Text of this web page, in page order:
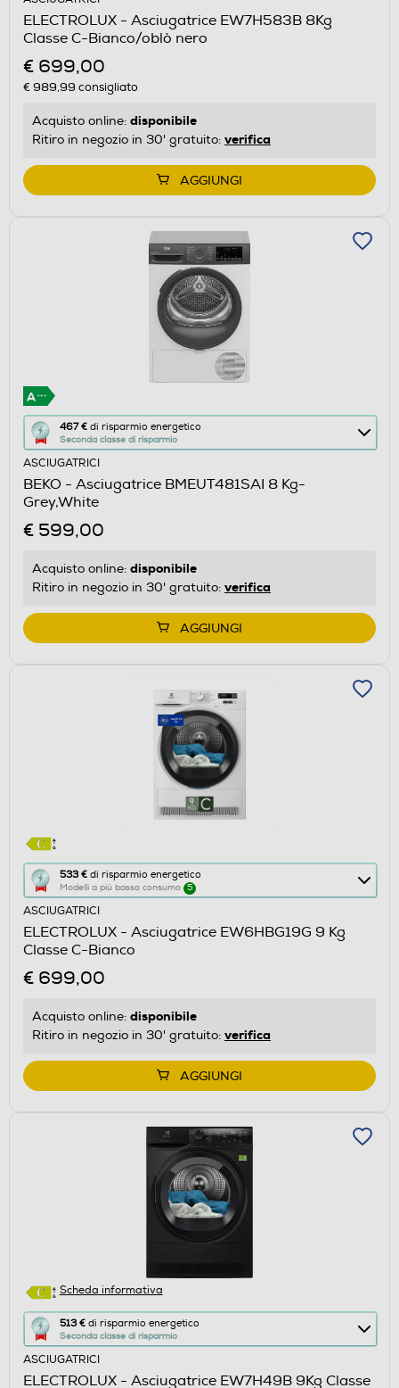
aprirà
il
Calcolatore
di
risparmio
energetico
di
ELECTROLUX - Asciugatrice EW7H583B 8Kg
Classe C-Bianco/oblò nero
€ 699,00
€ 989,99 consigliato
Acquisto online: disponibile
Ritiro in negozio in 30' gratuito: verifica
AGGIUNGI
467 € di risparmio energetico
Seconda classe di risparmio
Questa
azione
aprirà
il
Calcolatore
di
energetico
Youreko.
ASCIUGATRICI
BEKO - Asciugatrice BMEUT481SAI 8 Kg-
Grey,White
€ 599,00
Acquisto online: disponibile
Ritiro in negozio in 30' gratuito: verifica
AGGIUNGI
533 € di risparmio energetico
Modelli a più basso consumo 5
Questa
azione
aprirà
il
Calcolatore
di
energetico
Youreko.
ASCIUGATRICI
ELECTROLUX - Asciugatrice EW6HBG19G 9 Kg
Classe C-Bianco
€ 699,00
Acquisto online: disponibile
Ritiro in negozio in 30' gratuito: verifica
AGGIUNGI
Scheda informativa
513 € di risparmio energetico
Seconda classe di risparmio
Questa
azione
aprirà
ASCIUGATRICI
ELECTROLUX - Asciugatrice EW7H49B 9Kg Classe